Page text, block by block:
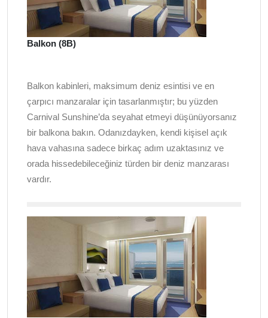
Balkon (8B)
Balkon kabinleri, maksimum deniz esintisi ve en
çarpıcı manzaralar için tasarlanmıştır; bu yüzden
Carnival Sunshine’da seyahat etmeyi düşünüyorsanız
bir balkona bakın. Odanızdayken, kendi kişisel açık
hava vahasına sadece birkaç adım uzaktasınız ve
orada hissedebileceğiniz türden bir deniz manzarası
vardır.